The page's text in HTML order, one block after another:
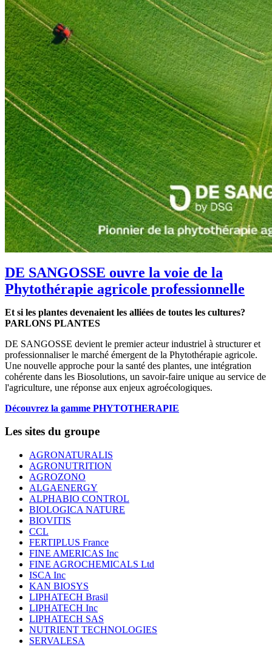
DE SANGOSSE ouvre la voie de la
Phytothérapie agricole professionnelle
Et si les plantes devenaient les alliées de toutes les cultures?
PARLONS PLANTES
DE SANGOSSE devient le premier acteur industriel à structurer et
professionnaliser le marché émergent de la Phytothérapie agricole.
Une nouvelle approche pour la santé des plantes, une intégration
cohérente dans les Biosolutions, un savoir-faire unique au service de
l'agriculture, une réponse aux enjeux agroécologiques.
Découvrez la gamme PHYTOTHERAPIE
Les sites du groupe
AGRONATURALIS
AGRONUTRITION
AGROZONO
ALGAENERGY
ALPHABIO CONTROL
BIOLOGICA NATURE
BIOVITIS
CCL
FERTIPLUS France
FINE AMERICAS Inc
FINE AGROCHEMICALS Ltd
ISCA Inc
KAN BIOSYS
LIPHATECH Brasil
LIPHATECH Inc
LIPHATECH SAS
NUTRIENT TECHNOLOGIES
SERVALESA